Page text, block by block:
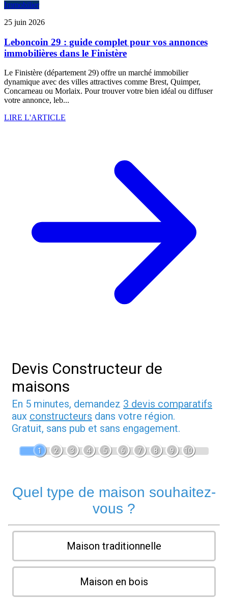
Immobilier
25 juin 2026
Leboncoin 29 : guide complet pour vos annonces
immobilières dans le Finistère
Le Finistère (département 29) offre un marché immobilier
dynamique avec des villes attractives comme Brest, Quimper,
Concarneau ou Morlaix. Pour trouver votre bien idéal ou diffuser
votre annonce, leb...
LIRE L'ARTICLE
Devis Constructeur de
maisons
En 5 minutes, demandez 3 devis comparatifs
aux constructeurs dans votre région.
Gratuit, sans pub et sans engagement.
1 2 3 4 5 6 7 8 9 10
Quel type de maison souhaitez-
vous ?
Maison traditionnelle
Maison en bois